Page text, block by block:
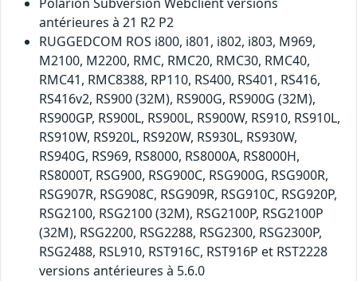
antérieures à 21 R2 P2
RUGGEDCOM ROS i800, i801, i802, i803, M969,
M2100, M2200, RMC, RMC20, RMC30, RMC40,
RMC41, RMC8388, RP110, RS400, RS401, RS416,
RS416v2, RS900 (32M), RS900G, RS900G (32M),
RS900GP, RS900L, RS900L, RS900W, RS910, RS910L,
RS910W, RS920L, RS920W, RS930L, RS930W,
RS940G, RS969, RS8000, RS8000A, RS8000H,
RS8000T, RSG900, RSG900C, RSG900G, RSG900R,
RSG907R, RSG908C, RSG909R, RSG910C, RSG920P,
RSG2100, RSG2100 (32M), RSG2100P, RSG2100P
(32M), RSG2200, RSG2288, RSG2300, RSG2300P,
RSG2488, RSL910, RST916C, RST916P et RST2228
versions antérieures à 5.6.0